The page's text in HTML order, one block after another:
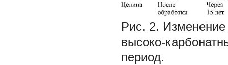
Рис. 2. Изменение
высоко-
период.